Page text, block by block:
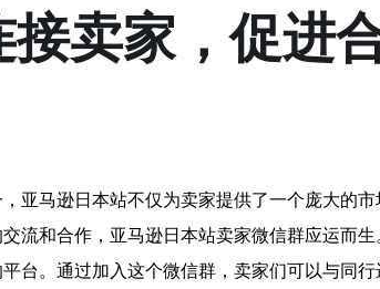
卖家，促进
亚马逊日本站不仅为卖家提供了一个庞大的
流和合作，亚马逊日本站卖家微信群应运而生
。通过加入这个微信群，卖家们可以与同行